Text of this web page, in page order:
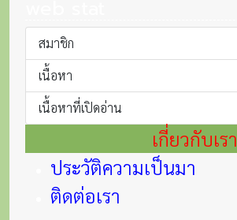
สมาชิก
เนื้อหา
เนื้อหาที่เปิดอ่าน
เกี่ยวกับเรา
ประวัติความเป็นมา
ติดต่อเรา